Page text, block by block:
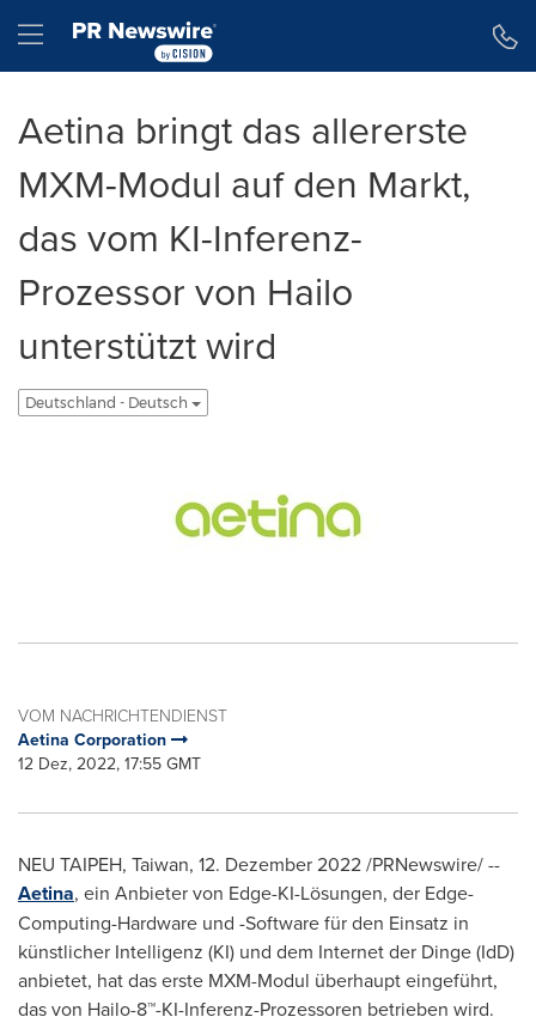
Hamburger menu
Aetina bringt das allererste
MXM-Modul auf den Markt,
das vom KI-Inferenz-
Prozessor von Hailo
unterstützt wird
Deutschland - Deutsch
VOM NACHRICHTENDIENST
Aetina Corporation
12 Dez, 2022, 17:55 GMT
NEU TAIPEH, Taiwan, 12. Dezember 2022/PRNewswire/ --
Aetina, ein Anbieter von Edge-KI-Lösungen, der Edge-
Computing-Hardware und -Software für den Einsatz in
künstlicher Intelligenz (KI) und dem Internet der Dinge (IdD)
anbietet, hat das erste MXM-Modul überhaupt eingeführt,
das von Hailo-8™-KI-Inferenz-Prozessoren betrieben wird.